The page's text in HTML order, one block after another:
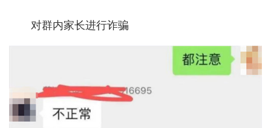
对群内家长进行诈骗